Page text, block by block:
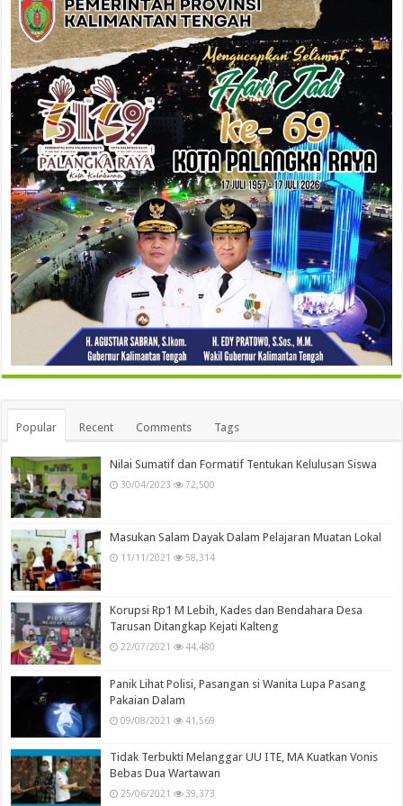
Popular Recent Comments Tags
Nilai Sumatif dan Formatif Tentukan Kelulusan Siswa
30/04/2023 72,500
Masukan Salam Dayak Dalam Pelajaran Muatan Lokal
11/11/2021 58,314
Korupsi Rp1 M Lebih, Kades dan Bendahara Desa
Tarusan Ditangkap Kejati Kalteng
22/07/2021 44,480
Panik Lihat Polisi, Pasangan si Wanita Lupa Pasang
Pakaian Dalam
09/08/2021 41,569
Tidak Terbukti Melanggar UU ITE, MA Kuatkan Vonis
Bebas Dua Wartawan
25/06/2021 39,373